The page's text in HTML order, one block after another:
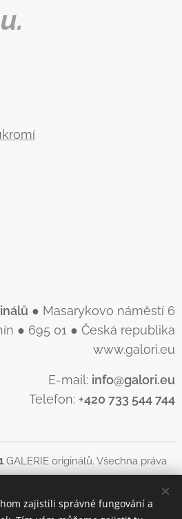
● Masarykovo náměstí 6
● 695 01 ● Česká republika
www.galori.eu
E-mail: info@galori.eu
Telefon: +420 733 544 744
GALERIE originálů. Všechna práva
je chráněn autorským právem.
zajistili správné fungování a